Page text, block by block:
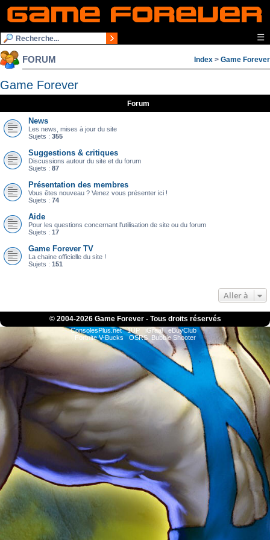
☰
FORUM Index > Game Forever
Game Forever
Forum
News
Les news, mises à jour du site
Sujets : 355
Suggestions & critiques
Discussions autour du site et du forum
Sujets : 87
Présentation des membres
Vous êtes nouveau ? Venez vous présenter ici !
Sujets : 74
Aide
Pour les questions concernant l'utilisation de site ou du forum
Sujets : 17
Game Forever TV
La chaine officielle du site !
Sujets : 151
Aller à
© 2004-2026 Game Forever - Tous droits réservés
ConsolesPlus.net 1UP iGraal
eBuyClub
Fortnite V-Bucks
OSRS Bubble Shooter